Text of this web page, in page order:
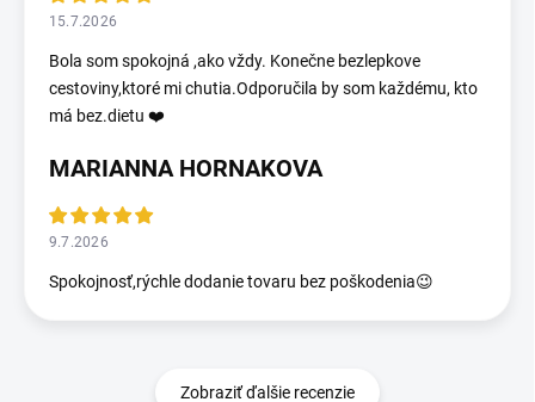
15.7.2026
Bola som spokojná ,ako vždy. Konečne bezlepkove
cestoviny,ktoré mi chutia.Odporučila by som každému, kto
má bez.dietu ❤️
MARIANNA HORNAKOVA
9.7.2026
Spokojnosť,rýchle dodanie tovaru bez poškodenia😉
Zobraziť ďalšie recenzie